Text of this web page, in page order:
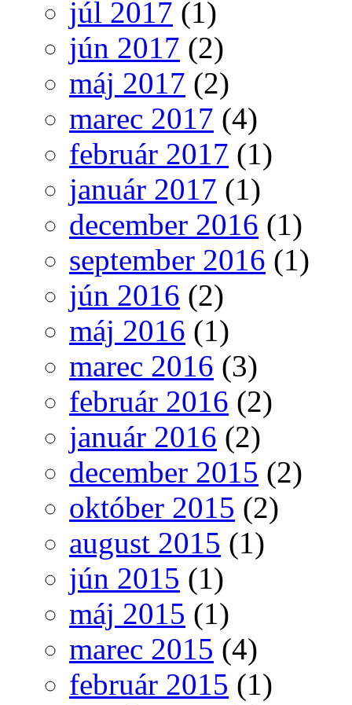
júl 2017 (1)
jún 2017 (2)
máj 2017 (2)
marec 2017 (4)
február 2017 (1)
január 2017 (1)
december 2016 (1)
september 2016 (1)
jún 2016 (2)
máj 2016 (1)
marec 2016 (3)
február 2016 (2)
január 2016 (2)
december 2015 (2)
október 2015 (2)
august 2015 (1)
jún 2015 (1)
máj 2015 (1)
marec 2015 (4)
február 2015 (1)